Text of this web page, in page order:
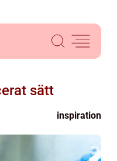
sätt
inspiration